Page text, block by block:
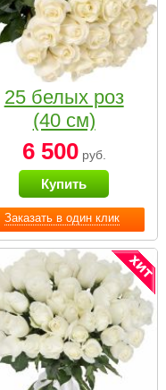
Заказать в один клик
25 белых роз
(40 см)
6 500руб.
Купить